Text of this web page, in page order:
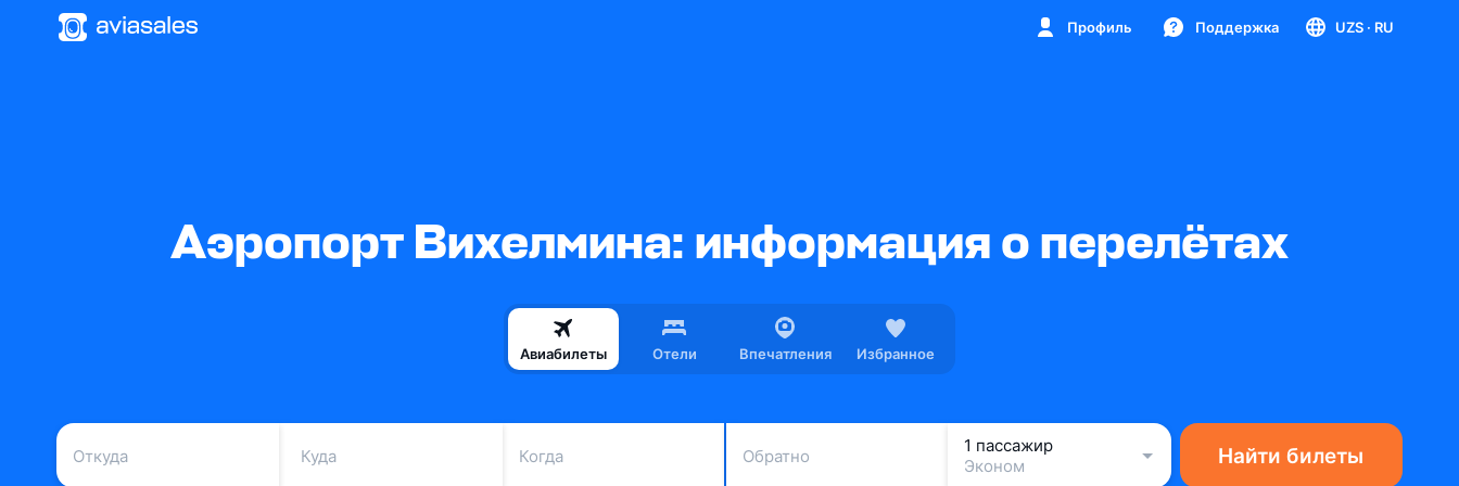
Профиль Поддержка UZS · RU
Аэропорт Вихелмина: информация о перелётах
Авиабилеты Отели Впечатления Избранное
Когда Обратно
1 пассажир
Эконом
Найти билеты